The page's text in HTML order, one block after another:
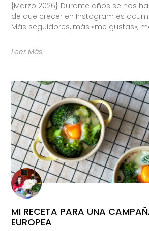
{Marzo 2026} Durante años se nos
de que crecer en Instagram es
Más seguidores, más «me gustas»,
Leer Más
MI RECETA PARA UNA
EUROPEA